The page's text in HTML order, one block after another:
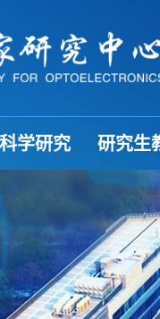
科学研究 研究生